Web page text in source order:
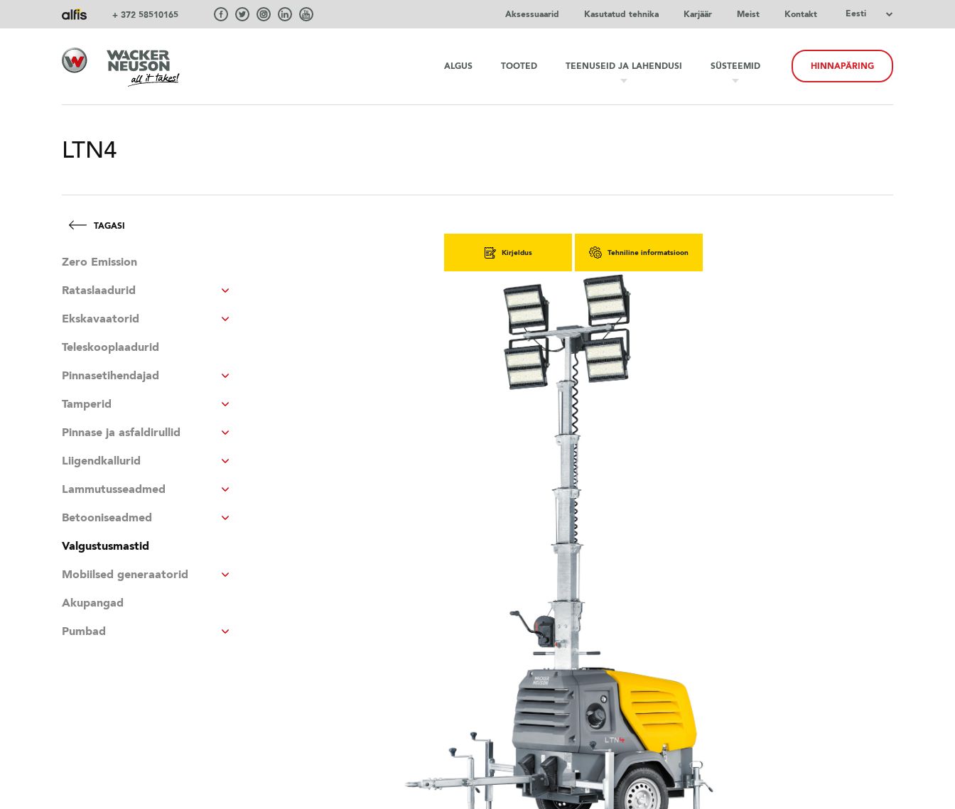
+ 372 58510165 Aksessuaarid Kasutatud tehnika Karjäär Meist Kontakt Eesti
ALGUS TOOTED TEENUSEID JA LAHENDUSI SÜSTEEMID HINNAPÄRING
LTN4
TAGASI
Zero Emission
Rataslaadurid
Ekskavaatorid
Teleskooplaadurid
Pinnasetihendajad
Tamperid
Pinnase ja asfaldirullid
Liigendkallurid
Lammutusseadmed
Betooniseadmed
Valgustusmastid
Mobiilsed generaatorid
Akupangad
Pumbad
Kirjeldus Tehniline informatsioon